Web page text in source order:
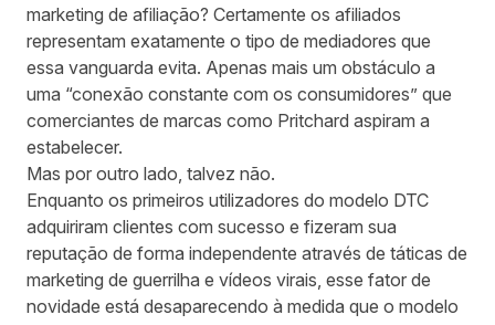
marketing de afiliação? Certamente os afiliados
representam exatamente o tipo de mediadores que
essa vanguarda evita. Apenas mais um obstáculo a
uma “conexão constante com os consumidores” que
comerciantes de marcas como Pritchard aspiram a
estabelecer.
Mas por outro lado, talvez não.
Enquanto os primeiros utilizadores do modelo DTC
adquiriram clientes com sucesso e fizeram sua
reputação de forma independente através de táticas de
marketing de guerrilha e vídeos virais , esse fator de
novidade está desaparecendo à medida que o modelo